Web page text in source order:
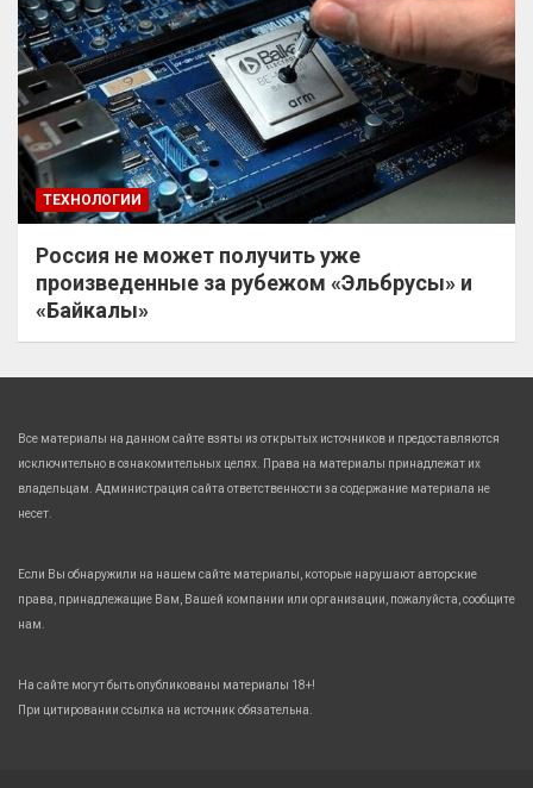
ТЕХНОЛОГИИ
Россия не может получить уже
произведенные за рубежом «Эльбрусы» и
«Байкалы»
Все материалы на данном сайте взяты из открытых источников и предоставляются
исключительно в ознакомительных целях. Права на материалы принадлежат их
владельцам. Администрация сайта ответственности за содержание материала не
несет.
Если Вы обнаружили на нашем сайте материалы, которые нарушают авторские
права, принадлежащие Вам, Вашей компании или организации, пожалуйста, сообщите
нам.
На сайте могут быть опубликованы материалы 18+!
При цитировании ссылка на источник обязательна.